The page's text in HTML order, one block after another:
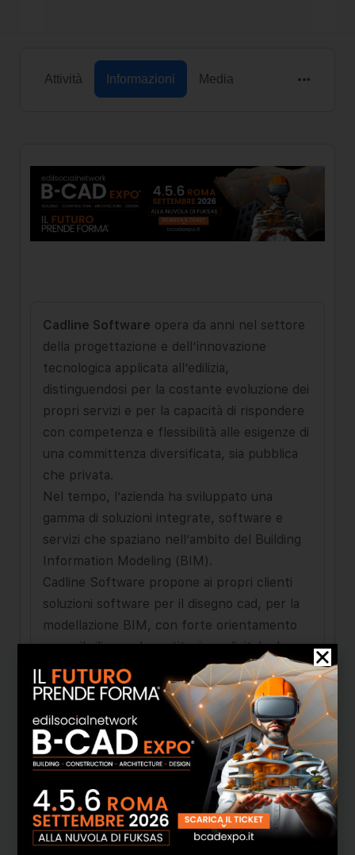
Attività Informazioni Media
Cadline Software opera da anni nel settore
della progettazione e dell’innovazione
tecnologica applicata all’edilizia,
distinguendosi per la costante evoluzione dei
propri servizi e per la capacità di rispondere
con competenza e flessibilità alle esigenze di
una committenza diversificata, sia pubblica
che privata.
Nel tempo, l’azienda ha sviluppato una
gamma di soluzioni integrate, software e
servizi che spaziano nell’ambito del Building
Information Modeling (BIM).
Cadline Software propone ai propri clienti
soluzioni software per il disegno cad, per la
modellazione BIM, con forte orientamento
verso il rilievo e la restituzione digitale, la
visualizzazione, e le simulazioni tecniche (
energia, costi, … )
Dal 2018 è Organismo di Valutazione (OdV)
per ICMQ nella certificazione delle
professionalità BIM, e accompagna studi,
imprese ed enti pubblici nella transizione
digitale del settore delle costruzioni.
L'azienda conta diverse migliaia di utilizzatori
delle proprie soluzioni, ed un consolidato di